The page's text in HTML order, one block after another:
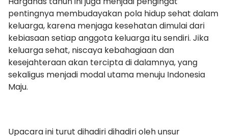
pentingnya membudayakan pola hidup sehat dalam
keluarga, karena menjaga kesehatan dimulai dari
kebiasaan setiap anggota keluarga itu sendiri. Jika
keluarga sehat, niscaya kebahagiaan dan
kesejahteraan akan tercipta di dalamnya, yang
sekaligus menjadi modal utama menuju Indonesia
Maju.
Upacara ini turut dihadiri dihadiri oleh unsur